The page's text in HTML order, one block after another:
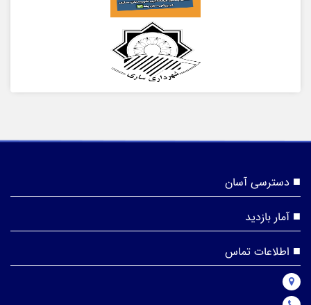
دسترسی آسان
آمار بازدید
اطلاعات تماس